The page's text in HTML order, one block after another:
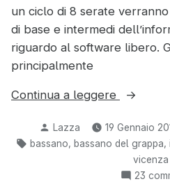
un ciclo di 8 serate
di base e intermedi
riguardo al software libero.
principalmente
Continua a leggere
“Incontri
di
libera
2011
Pubblicato
da
Lazza 19 Gennaio
Tag:
bassano bassano del grappa
vicenza
23